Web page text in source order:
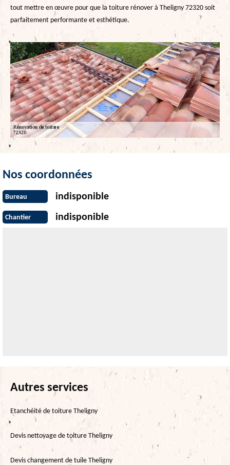
tout mettre en œuvre pour que la toiture rénover à Theligny 72320 soit
parfaitement performante et esthétique.
Nos coordonnées
Bureau indisponible
Chantier indisponible
Autres services
Etanchéité de toiture Theligny
Devis nettoyage de toiture Theligny
Devis changement de tuile Theligny